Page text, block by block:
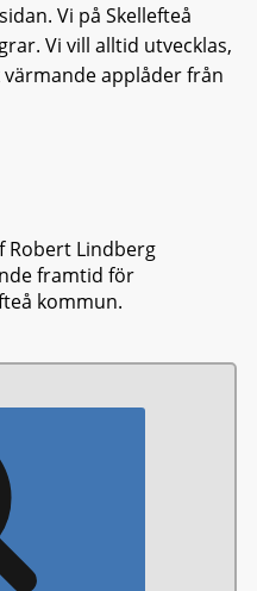
Vi på Skellefteå
Vi vill alltid utvecklas,
applåder från
Robert Lindberg
framtid för
kommun.